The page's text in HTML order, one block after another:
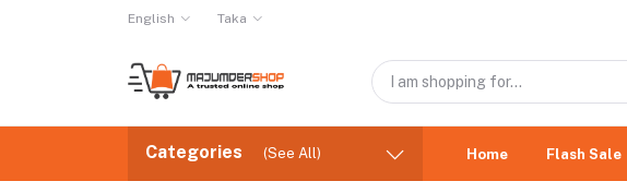
English Taka
Categories (See All) Home Flash Sale